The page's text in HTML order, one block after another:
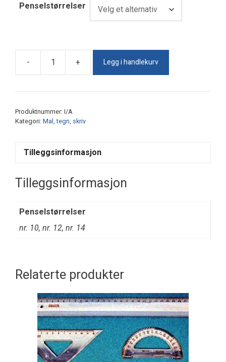
Penselstørrelser
-
Pensel
antall
+ Legg i handlekurv
Produktnummer: I/A
Kategori: Mal, tegn, skriv
Tilleggsinformasjon
Tilleggsinformasjon
Penselstørrelser
nr. 10, nr. 12, nr. 14
Relaterte produkter